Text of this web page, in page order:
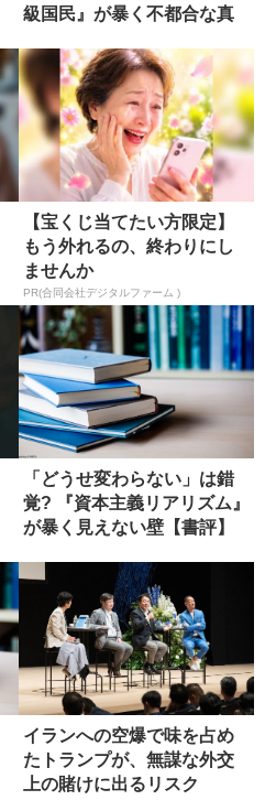
級国民』が暴く不都合な真
【宝くじ当てたい方限定】
もう外れるの、終わりにし
ませんか
PR(合同会社デジタルファーム )
「どうせ変わらない」は錯
覚? 『資本主義リアリズム』
が暴く見えない壁【書評】
イランへの空爆で味を占め
たトランプが、無謀な外交
上の賭けに出るリスク